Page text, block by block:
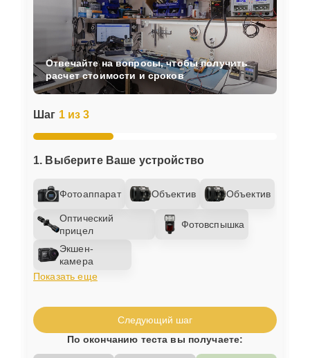
Шаг 1 из 3
1. Выберите Ваше устройство
Фотоаппарат Объектив Объектив
Оптический
прицел
Фотовспышка
Экшен-
камера
Показать еще
Отвечайте на вопросы, чтобы получить
расчет стоимости и сроков
Следующий шаг
По окончанию теста вы получаете: